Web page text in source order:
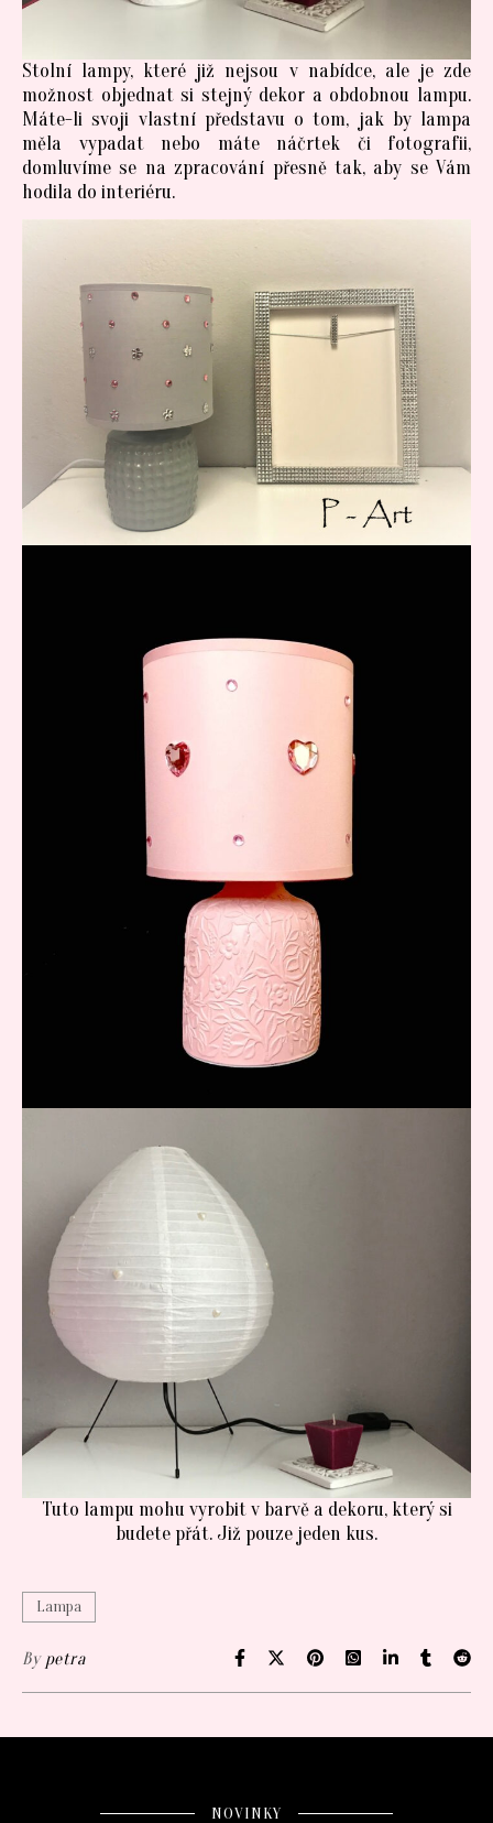
Stolní lampy, které již nejsou v nabídce, ale je zde
možnost objednat si stejný dekor a obdobnou lampu.
Máte-li svoji vlastní představu o tom, jak by lampa
měla vypadat nebo máte náčrtek či fotografii,
domluvíme se na zpracování přesně tak, aby se Vám
hodila do interiéru.
Tuto lampu mohu vyrobit v barvě a dekoru, který si
budete přát. Již pouze jeden kus.
Lampa
By petra
NOVINKY